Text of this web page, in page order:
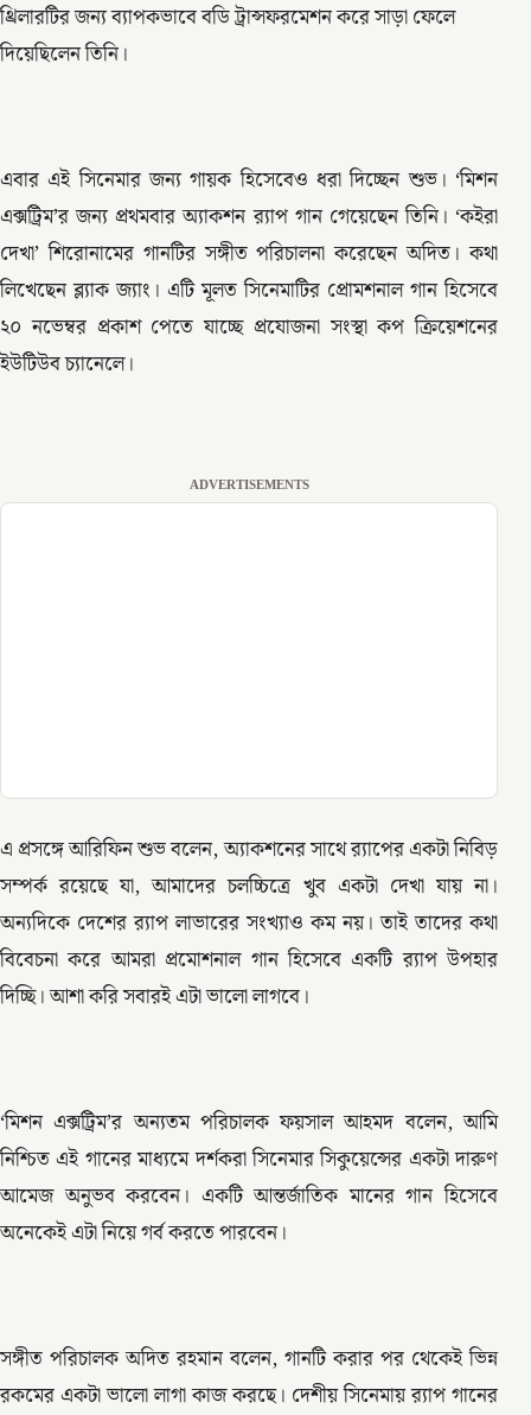
থ্রিলারটির জন্য ব্যাপকভাবে বডি ট্রান্সফরমেশন করে সাড়া ফেলে
দিয়েছিলেন তিনি।
এবার এই সিনেমার জন্য গায়ক হিসেবেও ধরা দিচ্ছেন শুভ। ‘মিশন
এক্সট্রিম’র জন্য প্রথমবার অ্যাকশন র‍্যাপ গান গেয়েছেন তিনি। ‘কইরা
দেখা’ শিরোনামের গানটির সঙ্গীত পরিচালনা করেছেন অদিত। কথা
লিখেছেন ব্ল্যাক জ্যাং। এটি মূলত সিনেমাটির প্রোমশনাল গান হিসেবে
২০ নভেম্বর প্রকাশ পেতে যাচ্ছে প্রযোজনা সংস্থা কপ ক্রিয়েশনের
ইউটিউব চ্যানেলে।
ADVERTISEMENTS
এ প্রসঙ্গে আরিফিন শুভ বলেন, অ্যাকশনের সাথে র‍্যাপের একটা নিবিড়
সম্পর্ক রয়েছে যা, আমাদের চলচ্চিত্রে খুব একটা দেখা যায় না।
অন্যদিকে দেশের র‍্যাপ লাভারের সংখ্যাও কম নয়। তাই তাদের কথা
বিবেচনা করে আমরা প্রমোশনাল গান হিসেবে একটি র‍্যাপ উপহার
দিচ্ছি। আশা করি সবারই এটা ভালো লাগবে।
‘মিশন এক্সট্রিম’র অন্যতম পরিচালক ফয়সাল আহমদ বলেন, আমি
নিশ্চিত এই গানের মাধ্যমে দর্শকরা সিনেমার সিকুয়েন্সের একটা দারুণ
আমেজ অনুভব করবেন। একটি আন্তর্জাতিক মানের গান হিসেবে
অনেকেই এটা নিয়ে গর্ব করতে পারবেন।
সঙ্গীত পরিচালক অদিত রহমান বলেন, গানটি করার পর থেকেই ভিন্ন
রকমের একটা ভালো লাগা কাজ করছে। দেশীয় সিনেমায় র‍্যাপ গানের